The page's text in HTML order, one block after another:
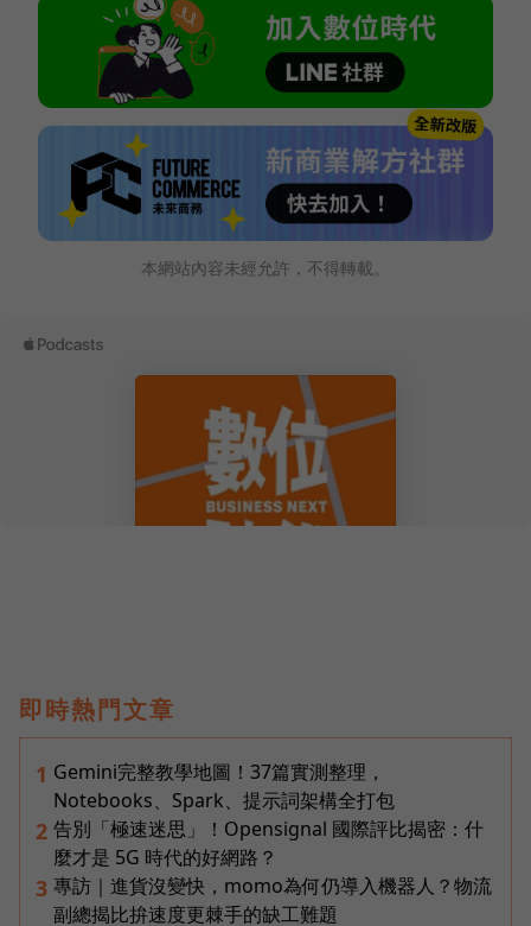
本網站內容未經允許，不得轉載。
即時熱門文章
1 Gemini完整教學地圖！37篇實測整理，
Notebooks、Spark、提示詞架構全打包
2 告別「極速迷思」！Opensignal 國際評比揭密：什
麼才是 5G 時代的好網路？
3 專訪｜進貨沒變快，momo為何仍導入機器人？物流
副總揭比拚速度更棘手的缺工難題